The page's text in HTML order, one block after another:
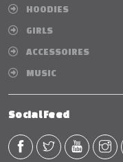
HOODIES
GIRLS
ACCESSOIRES
MUSIC
Social Feed